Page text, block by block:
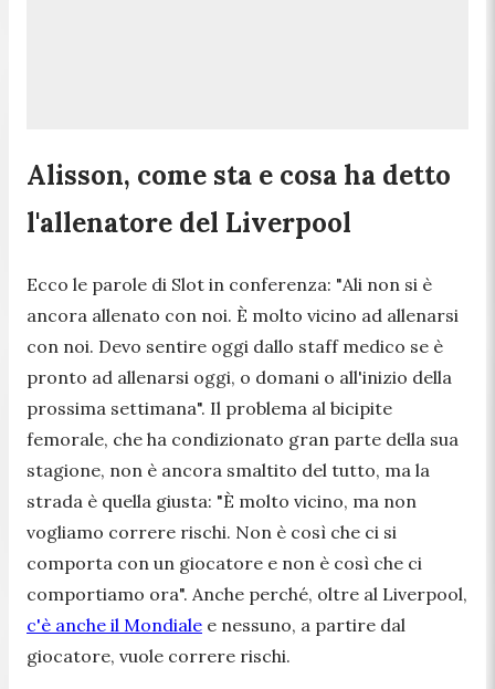
Alisson, come sta e cosa ha detto
l'allenatore del Liverpool
Ecco le parole di Slot in conferenza: "Ali non si è
ancora allenato con noi. È molto vicino ad allenarsi
con noi. Devo sentire oggi dallo staff medico se è
pronto ad allenarsi oggi, o domani o all'inizio della
prossima settimana". Il problema al bicipite
femorale, che ha condizionato gran parte della sua
stagione, non è ancora smaltito del tutto, ma la
strada è quella giusta: "È molto vicino, ma non
vogliamo correre rischi. Non è così che ci si
comporta con un giocatore e non è così che ci
comportiamo ora". Anche perché, oltre al Liverpool,
c'è anche il Mondiale e nessuno, a partire dal
giocatore, vuole correre rischi.